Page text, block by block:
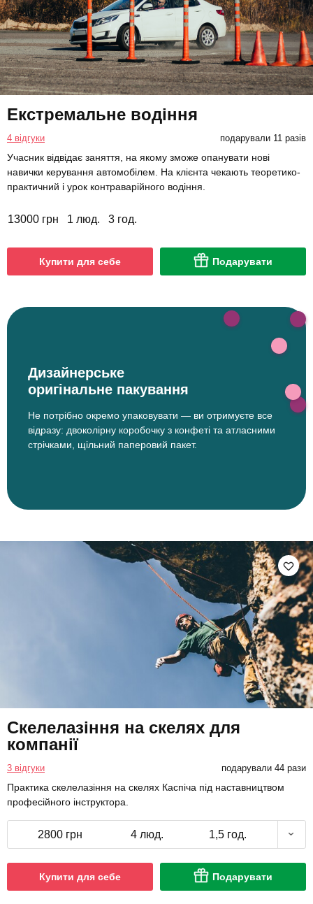
Екстремальне водіння
4 відгуки подарували 11 разів
Учасник відвідає заняття, на якому зможе опанувати нові
навички керування автомобілем. На клієнта чекають теоретико-
практичний і урок контраварійного водіння.
13000 грн 1 люд. 3 год.
Купити для себе Подарувати
Дизайнерське
оригінальне пакування
Не потрібно окремо упаковувати — ви отримуєте все
відразу: двоколірну коробочку з конфеті та атласними
стрічками, щільний паперовий пакет.
Скелелазіння на скелях для
компанії
3 відгуки подарували 44 рази
Практика скелелазіння на скелях Каспіча під наставництвом
професійного інструктора.
2800 грн 4 люд. 1,5 год.
Купити для себе Подарувати